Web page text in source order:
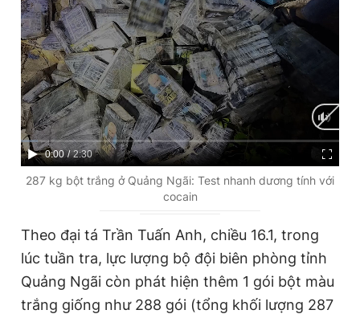
Giấy phép xuất bản số 110/GP - BTTTT cấp ngày 24.3.2020
© 2003-2026 Bản quyền thuộc về Báo Thanh Niên. Cấm sao
chép dưới mọi hình thức nếu không có sự chấp thuận bằng văn
bản. Phát triển bởi ePi Technologies, JSC.
C
u
n
0:00 / D
u
o
2:30
287 kg bột trắng ở Quảng Ngãi: Test nhanh dương tính với
cocain
Theo đại tá Trần Tuấn Anh, chiều 16.1, trong
lúc tuần tra, lực lượng bộ đội biên phòng tỉnh
Quảng Ngãi còn phát hiện thêm 1 gói bột màu
trắng giống như 288 gói (tổng khối lượng 287